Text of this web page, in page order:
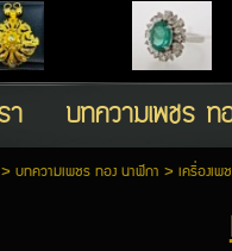
า บทความเพชร ท
บทความเพชร ทอง นาฬิกา > เครื่องเพ